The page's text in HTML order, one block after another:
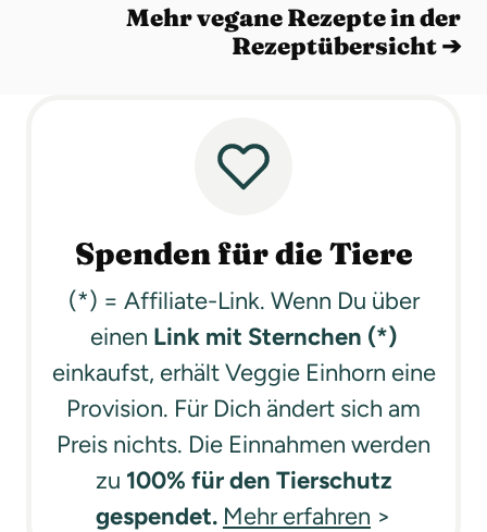
Mehr vegane Rezepte in der
Rezeptübersicht ➔
Spenden für die Tiere
(*) = Affiliate-Link. Wenn Du über
einen Link mit Sternchen (*)
einkaufst, erhält Veggie Einhorn eine
Provision. Für Dich ändert sich am
Preis nichts. Die Einnahmen werden
zu 100% für den Tierschutz
gespendet. Mehr erfahren >